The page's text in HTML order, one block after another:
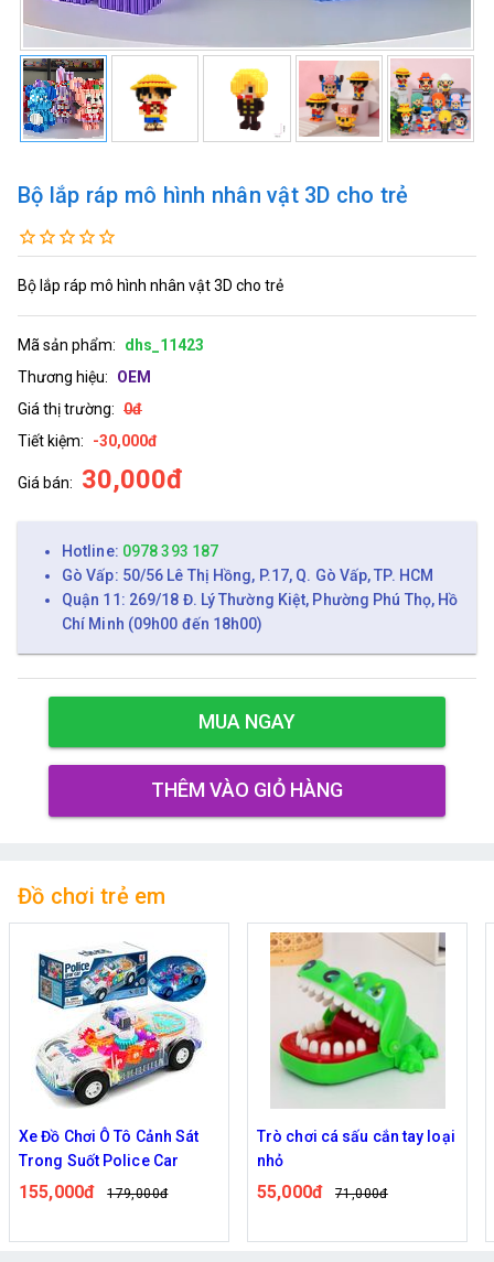
Bộ lắp ráp mô hình nhân vật 3D cho trẻ
Bộ lắp ráp mô hình nhân vật 3D cho trẻ
Mã sản phẩm:
dhs_11423
Thương hiệu:
OEM
Giá thị trường: 0đ
Tiết kiệm:
-30,000đ
Giá bán: 30,000đ
Hotline: 0978 393 187
Gò Vấp: 50/56 Lê Thị Hồng, P.17, Q. Gò Vấp, TP. HCM
Quận 11: 269/18 Đ. Lý Thường Kiệt, Phường Phú Thọ, Hồ
Chí Minh (09h00 đến 18h00)
MUA NGAY
THÊM VÀO GIỎ HÀNG
Đồ chơi trẻ em
Xe Đồ Chơi Ô Tô Cảnh Sát
Trong Suốt Police Car
155,000đ 179,000đ
Trò chơi cá sấu cắn tay loại
nhỏ
55,000đ 71,000đ